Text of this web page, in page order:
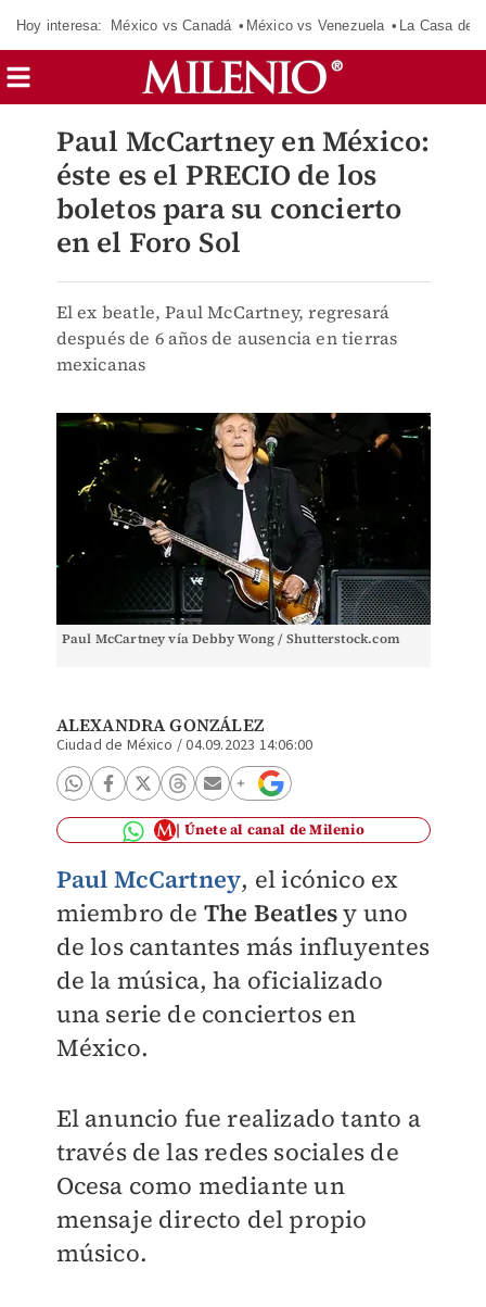
Hoy interesa: México vs Canadá México vs Venezuela La Casa de
Paul McCartney en México:
éste es el PRECIO de los
boletos para su concierto
en el Foro Sol
El ex beatle, Paul McCartney, regresará
después de 6 años de ausencia en tierras
mexicanas
Paul McCartney vía Debby Wong / Shutterstock.com
ALEXANDRA GONZÁLEZ
Ciudad de México /04.09.2023 14:06:00
Únete al canal de Milenio
Paul McCartney, el icónico ex
miembro de The Beatlesy uno
de los cantantes más influyentes
de la música, ha oficializado
una serie de conciertos en
México.
El anuncio fue realizado tanto a
través de las redes sociales de
Ocesa como mediante un
mensaje directo del propio
músico.